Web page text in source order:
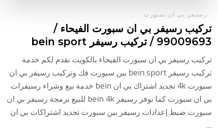
رسيفر بي ان سبورت
تركيب رسيفر بي ان سبورت الفيحاء /
99009693 / تركيب رسيفر bein sport
تركيب رسيفر بي ان سبورت الفيحاء بالكويت نقدم لكم خدمة
تركيب رسيفر bein sport بين سبورت فك وتركيب رسيفر بي ان
سبورت 4k تجديد اشتراك بي ان bein خدمة بيع وشراء رسيفرات
بي ان سبورت كما نوفر رسيفر bein 4k للبيع برمجة رسيفر بي ان
سبورت ضبط إعدادات رسيفر بين سبورت تجديد اشتراكات بي ان
…